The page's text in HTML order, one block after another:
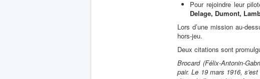
Pour rejoindre leur
Delage, Dumont,
Lors d’une mission au-
hors-jeu.
Deux citations sont
Brocard (Félix-Antonin-
pair. Le 19 mars 1916,